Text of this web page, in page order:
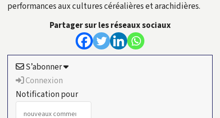
performances aux cultures céréalières et arachidières.
Partager sur les réseaux sociaux
S’abonner
Connexion
Notification pour